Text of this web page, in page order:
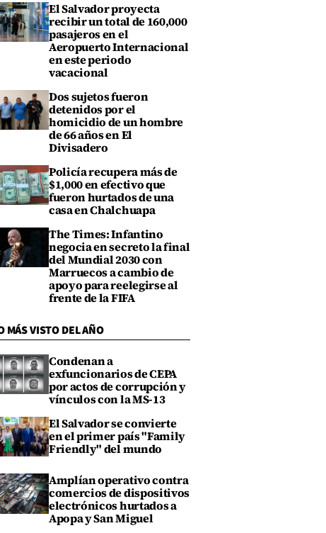
El Salvador proyecta
recibir un total de 160,000
pasajeros en el
Aeropuerto Internacional
en este periodo
vacacional
Dos sujetos fueron
detenidos por el
homicidio de un hombre
de 66 años en El
Divisadero
Policía recupera más de
$1,000 en efectivo que
fueron hurtados de una
casa en Chalchuapa
The Times: Infantino
negocia en secreto la final
del Mundial 2030 con
Marruecos a cambio de
apoyo para reelegirse al
frente de la FIFA
MÁS VISTO DEL AÑO
Condenan a
exfuncionarios de CEPA
por actos de corrupción y
vínculos con la MS-13
El Salvador se convierte
en el primer país "Family
Friendly" del mundo
Amplían operativo contra
comercios de dispositivos
electrónicos hurtados a
Apopa y San Miguel